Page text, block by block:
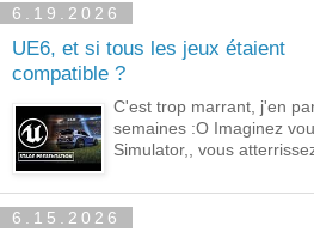
6.19.2026
UE6, et si tous les jeux étaient
compatible ?
C'est trop marrant, j'en
semaines :O Imaginez
Simulator,, vous
6.15.2026